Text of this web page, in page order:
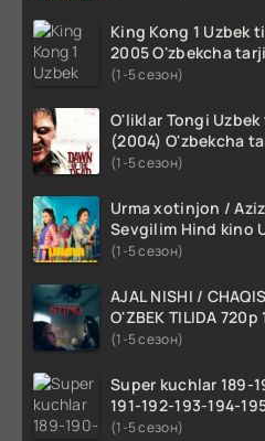
King Kong 1 Uzbek
2005 O'zbekcha
kino HD skachat
(1-5 сезон)
O'liklar Tongi
(2004) O'zbekcha
kino HD skachat
(1-5 сезон)
Urma xotinjon /
Sevgilim Hind kino
tilida 2022 O'zbekcha
(1-5 сезон)
AJAL NISHI /
O'ZBEK TILIDA 720p
Full HD (2024)
(1-5 сезон)
Super kuchlar 189-
191-192-193-194-
197-198-199-200
(1-5 сезон)